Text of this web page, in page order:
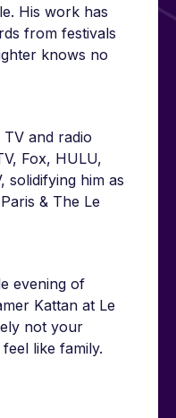
His work has
from festivals
knows no
TV and radio
Fox, HULU,
solidifying him as
& The Le
evening of
Kattan at Le
not your
like family.